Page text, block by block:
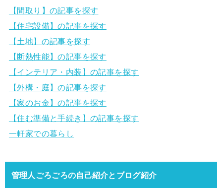
【間取り】の記事を探す
【住宅設備】の記事を探す
【土地】の記事を探す
【断熱性能】の記事を探す
【インテリア・内装】の記事を探す
【外構・庭】の記事を探す
【家のお金】の記事を探す
【住む準備と手続き】の記事を探す
一軒家での暮らし
管理人ごろごろの自己紹介とブログ紹介